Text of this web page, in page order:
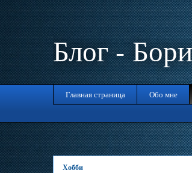
Блог -
Главная страница Обо мне
Хобби